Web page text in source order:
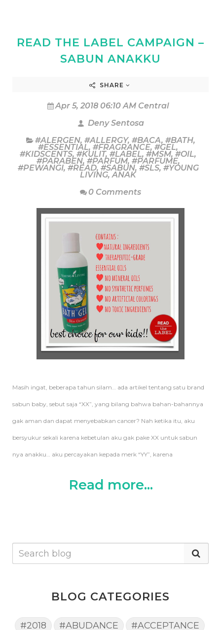
READ THE LABEL CAMPAIGN –
SABUN ANAKKU
SHARE
Apr 5, 2018 06:10 AM Central
Deny Sentosa
#ALERGEN, #ALLERGY, #BACA, #BATH,
#ESSENTIAL, #FRAGRANCE, #GEL,
#KIDSCENTS, #KULIT, #LABEL, #MSM, #OIL,
#PARABEN, #PARFUM, #PARFUME,
#PEWANGI, #READ, #SABUN, #SLS, #YOUNG
LIVING, ANAK
0 Comments
Masih ingat, beberapa tahun silam… ada artikel tentang satu brand
sabun baby, sebut saja “XX”, yang bilang bahwa bahan-bahannya
gak aman dan dapat menyebabkan cancer? Nah ketika itu, aku
bersyukur sekali karena kebetulan aku gak pake XX untuk sabun
nya anakku… aku percayakan kepada merk “YY”, karena
Read more...
BLOG CATEGORIES
#2018 #ABUDANCE #ACCEPTANCE